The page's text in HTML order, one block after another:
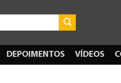
DEPOIMENTOS VÍDEOS